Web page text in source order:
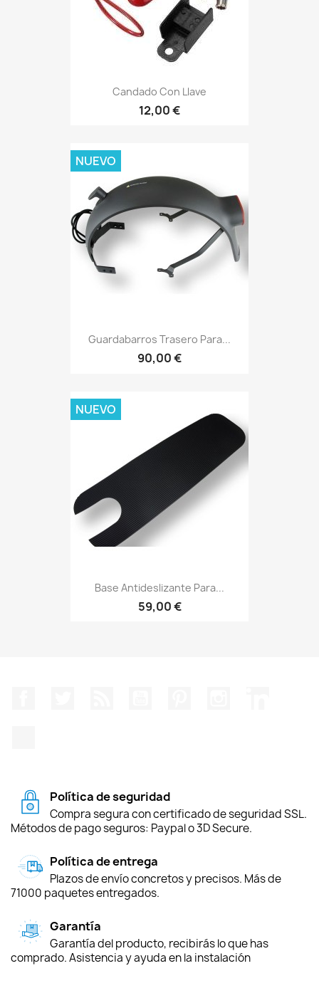
Candado Con Llave
12,00 €
Guardabarros Trasero Para...
90,00 €
NUEVO
Base Antideslizante Para...
59,00 €
NUEVO
Política de seguridad
Compra segura con certificado de seguridad SSL.
Métodos de pago seguros: Paypal o 3D Secure.
Política de entrega
Plazos de envío concretos y precisos. Más de
71000 paquetes entregados.
Garantía
Garantía del producto, recibirás lo que has
comprado. Asistencia y ayuda en la instalación